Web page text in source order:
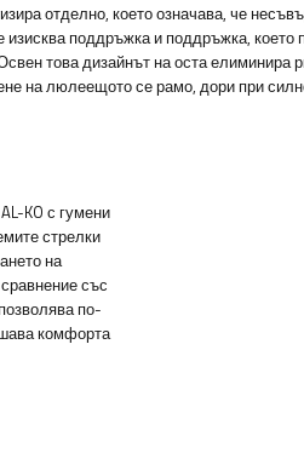
отделно, което означава, че
изисква поддръжка и поддръжка, което
това дизайнът на оста елиминира
на люлеещото се рамо, дори при
KO с гумени
стрелки
на
със
по-
комфорта